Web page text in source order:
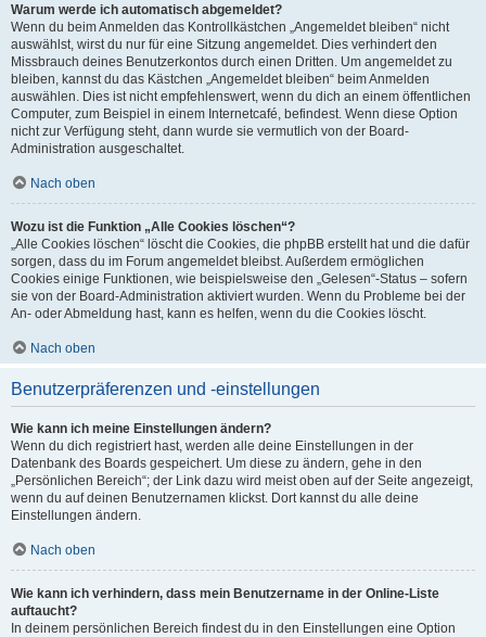
Warum werde ich automatisch abgemeldet?
Wenn du beim Anmelden das Kontrollkästchen „Angemeldet bleiben“ nicht
auswählst, wirst du nur für eine Sitzung angemeldet. Dies verhindert den
Missbrauch deines Benutzerkontos durch einen Dritten. Um angemeldet zu
bleiben, kannst du das Kästchen „Angemeldet bleiben“ beim Anmelden
auswählen. Dies ist nicht empfehlenswert, wenn du dich an einem öffentlichen
Computer, zum Beispiel in einem Internetcafé, befindest. Wenn diese Option
nicht zur Verfügung steht, dann wurde sie vermutlich von der Board-
Administration ausgeschaltet.
Nach oben
Wozu ist die Funktion „Alle Cookies löschen“?
„Alle Cookies löschen“ löscht die Cookies, die phpBB erstellt hat und die dafür
sorgen, dass du im Forum angemeldet bleibst. Außerdem ermöglichen
Cookies einige Funktionen, wie beispielsweise den „Gelesen“-Status – sofern
sie von der Board-Administration aktiviert wurden. Wenn du Probleme bei der
An- oder Abmeldung hast, kann es helfen, wenn du die Cookies löscht.
Nach oben
Benutzerpräferenzen und -einstellungen
Wie kann ich meine Einstellungen ändern?
Wenn du dich registriert hast, werden alle deine Einstellungen in der
Datenbank des Boards gespeichert. Um diese zu ändern, gehe in den
„Persönlichen Bereich“; der Link dazu wird meist oben auf der Seite angezeigt,
wenn du auf deinen Benutzernamen klickst. Dort kannst du alle deine
Einstellungen ändern.
Nach oben
Wie kann ich verhindern, dass mein Benutzername in der Online-Liste
auftaucht?
In deinem persönlichen Bereich findest du in den Einstellungen eine Option